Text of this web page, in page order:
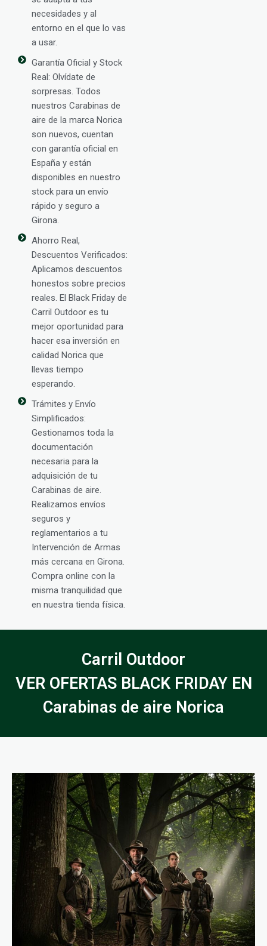
necesidades y al
entorno en el que lo vas
a usar.
Garantía Oficial y Stock
Real: Olvídate de
sorpresas. Todos
nuestros Carabinas de
aire de la marca Norica
son nuevos, cuentan
con garantía oficial en
España y están
disponibles en nuestro
stock para un envío
rápido y seguro a
Girona.
Ahorro Real,
Descuentos Verificados:
Aplicamos descuentos
honestos sobre precios
reales. El Black Friday de
Carril Outdoor es tu
mejor oportunidad para
hacer esa inversión en
calidad Norica que
llevas tiempo
esperando.
Trámites y Envío
Simplificados:
Gestionamos toda la
documentación
necesaria para la
adquisición de tu
Carabinas de aire.
Realizamos envíos
seguros y
reglamentarios a tu
Intervención de Armas
más cercana en Girona.
Compra online con la
misma tranquilidad que
en nuestra tienda física.
Carril Outdoor
VER OFERTAS BLACK FRIDAY EN
Carabinas de aire Norica